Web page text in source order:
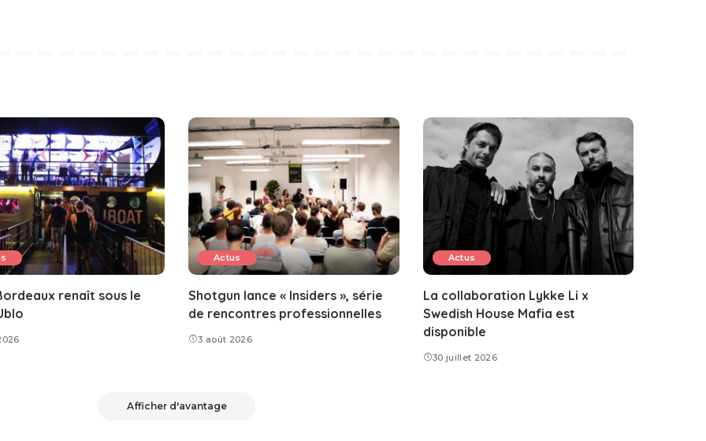
renaît sous le
Actus
Shotgun lance « Insiders », série
de rencontres professionnelles
3 août 2026
Actus
La collaboration Lykke Li x
Swedish House Mafia est
disponible
30 juillet 2026
Afficher d'avantage